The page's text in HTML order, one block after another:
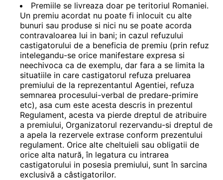
Premiile se livreaza doar pe teritoriul Romaniei.
Un premiu acordat nu poate fi inlocuit cu alte
bunuri sau produse si nici nu se poate acorda
contravaloarea lui in bani; in cazul refuzului
castigatorului de a beneficia de premiu (prin refuz
intelegandu-se orice manifestare expresa si
neechivoca ca de exemplu, dar fara a se limita la
situatiile in care castigatorul refuza preluarea
premiului de la reprezentantul Agentiei, refuza
semnarea procesului-verbal de predare-primire
etc), asa cum este acesta descris in prezentul
Regulament, acesta va pierde dreptul de atribuire
a premiului, Organizatorul rezervandu-si dreptul de
a apela la rezervele extrase conform prezentului
regulament. Orice alte cheltuieli sau obligatii de
orice alta natură, în legatura cu intrarea
castigatorului in posesia premiului, sunt în sarcina
exclusivă a câstigatorilor.